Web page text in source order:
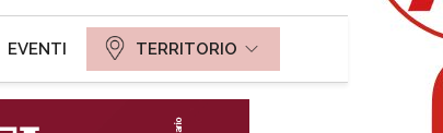
EVENTI TERRITORIO